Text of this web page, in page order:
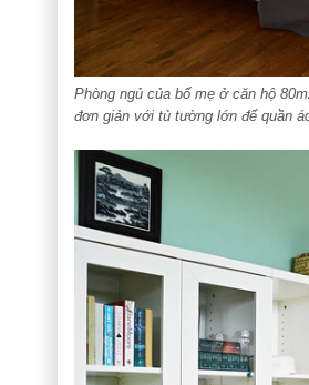
Phòng ngủ của bố mẹ ở căn hộ
đơn giản với tủ tường lớn để quần